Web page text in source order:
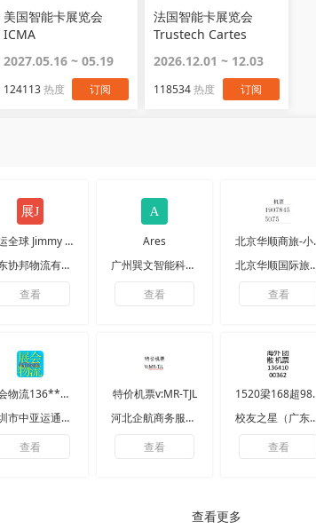
美国智能卡展览会
ICMA
2027.05.16 ~ 05.19
124113热度 订阅
法国智能卡展览会
Trustech Cartes
2026.12.01 ~ 12.03
118534热度 订阅
展运全球 Jimmy 运
广东协邦物流有限公司
查看
Ares
广州巽文智能科技有限公司
查看
北
北京华顺国
查看
展会物流136****9023
深圳市中亚运通展览服务有限公司
查看
特价机票v:MR-TJL
河北企航商务服务有限公司
查看
校友之星（广东
查看
查看更多